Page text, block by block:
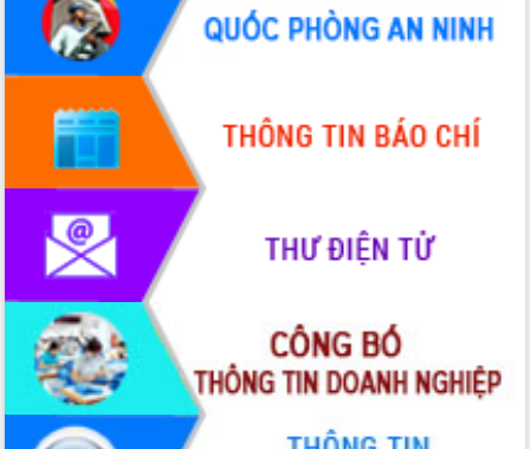
Sôi nổi Hội đua ngựa truyền thống Gò
Thì Thùng mừng Xuân Bính Ngọ 2026
Lãnh đạo tỉnh dâng hương tưởng niệm
tại Đập Đồng Cam đầu Xuân Bính Ngọ
Ngành nông nghiệp phấn đấu tăng
trưởng đạt 5,86% trong năm 2026
UBND tỉnh Đắk Lắk triển khai công tác
quốc phòng, quân sự địa phương năm
2026
Đắk Lắk tập trung toàn lực khắc phục
tồn tại IUU, sẵn sàng làm việc với
Đoàn thanh tra EC
Chủ tịch UBND tỉnh Tạ Anh Tuấn thăm,
chúc mừng các bệnh viện nhân Ngày
Thầy thuốc Việt Nam
Rộn ràng lễ hội truyền thống Sông
nước Đà Nông lần thứ I năm 2026